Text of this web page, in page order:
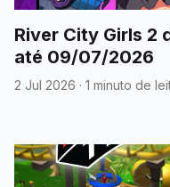
River City Girls 2
até 09/07/2026
2 Jul 2026 · 1 minuto de